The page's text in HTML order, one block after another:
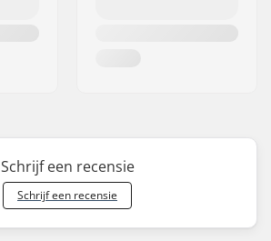
Schrijf een recensie
Schrijf een recensie